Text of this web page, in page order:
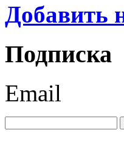
Добавить
Подписка
Email